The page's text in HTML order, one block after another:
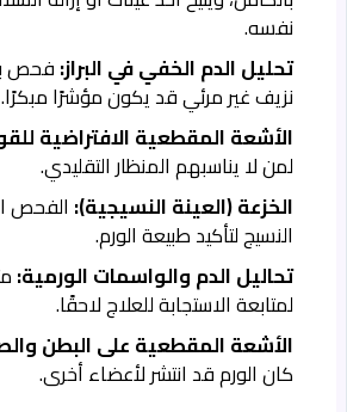
نفسه.
تحليل الدم الخفي في البراز:فحص
نزيف غير مرئي قد يكون مؤشرًا مبكرًا.
الأشعة المقطعية الافتراضية
لمن لا يناسبهم المنظار التقليدي.
الخزعة (العينة النسيجية): الفحص
النسيج لتأكيد طبيعة الورم.
تحاليل الدم والواسمات الورمية:
لمتابعة الاستجابة للعلاج لاحقًا.
الأشعة المقطعية على البطن
كان الورم قد انتشر لأعضاء أخرى.